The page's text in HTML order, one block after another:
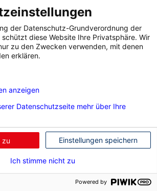
DENZEL Gruppe
DENZEL Bank
DENZEL Karriere
Denzel auf Social Media
|Rechtliche Informationen &
Datenschutz
der Datenschutz-Grundverordnung der
schützt diese Website Ihre Privatsphäre. Wir
zu den Zwecken verwenden, mit denen
erklären.
zu
Ich stimme nicht zu
anzeigen
Datenschutzseite mehr über Ihre
Einstellungen speichern
Powered by